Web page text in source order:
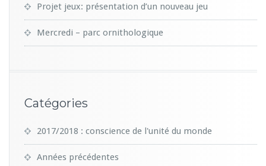
Projet jeux: présentation d’un nouveau jeu
Mercredi – parc ornithologique
Catégories
2017/2018 : conscience de l'unité du monde
Années précédentes